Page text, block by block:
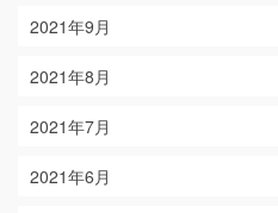
2021年9月
2021年8月
2021年7月
2021年6月